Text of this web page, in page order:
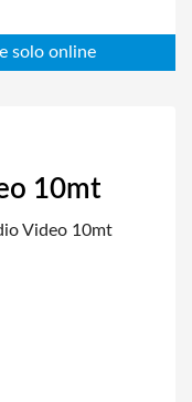
10mt
Video 10mt